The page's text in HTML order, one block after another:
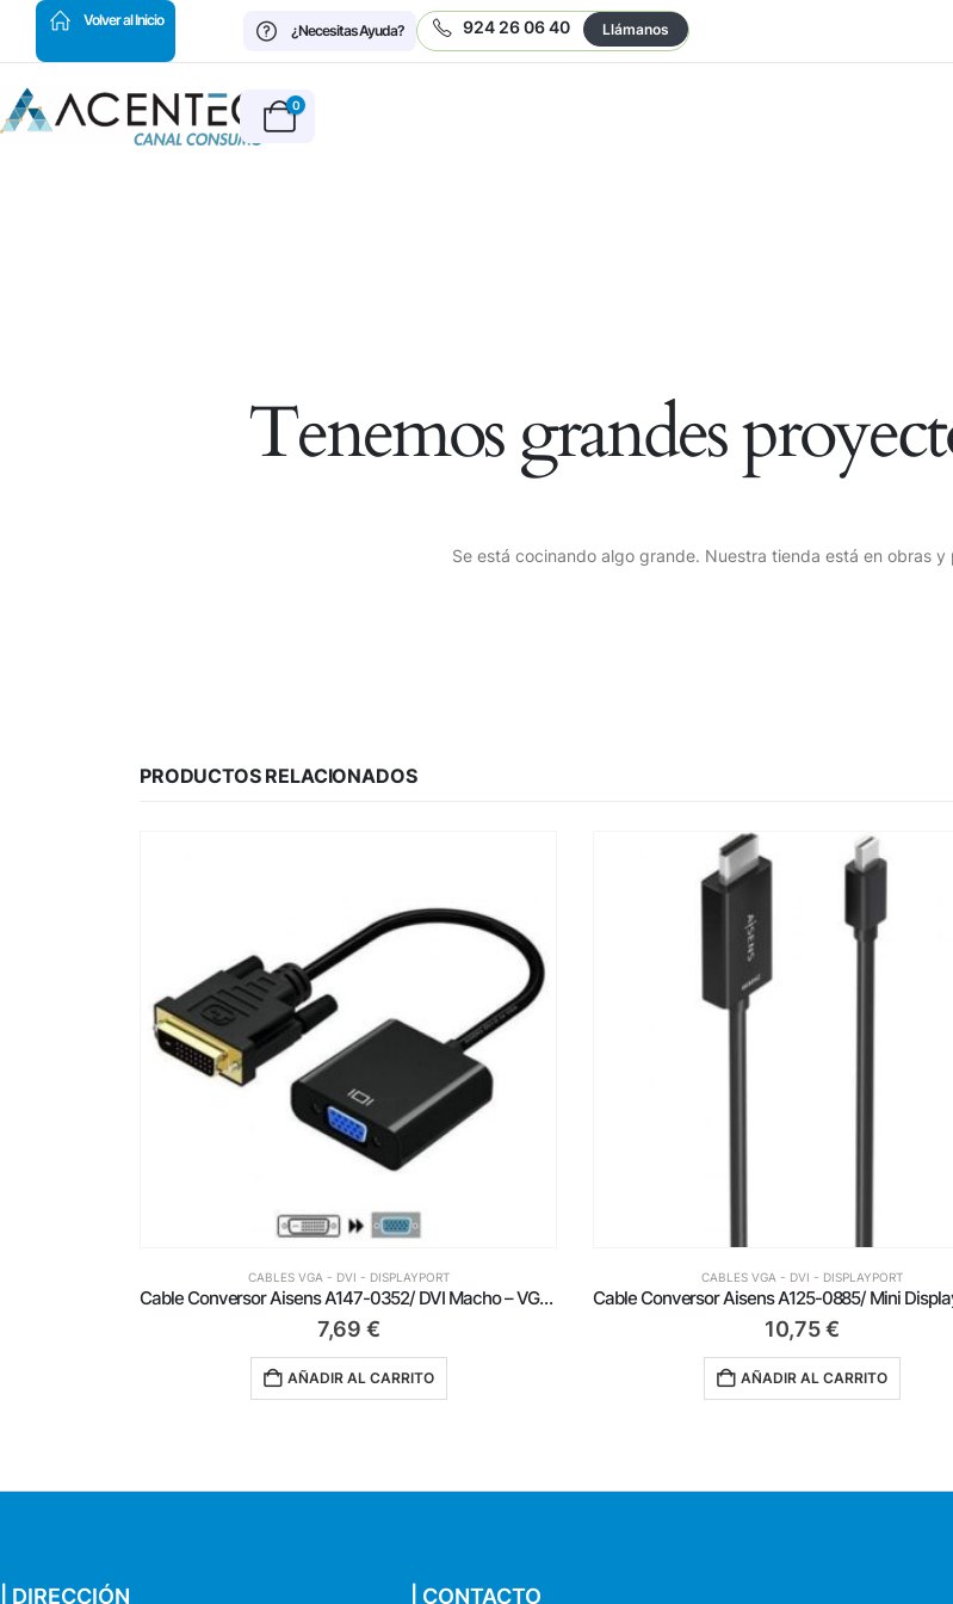
Volver al Inicio
¿Necesitas Ayuda?
924 26 06 40 Llámanos
0
Tenemos grandes
Se está cocinando algo grande. Nuestra tienda está en obras
PRODUCTOS RELACIONADOS
Cable Conversor Aisens A147-0352/ DVI Macho – VGA Hembra
CABLES VGA - DVI - DISPLAYPORT
Cable Conversor Aisens A125-0885/ Mini DisplayPort Macho – HDMI 4K Macho/ 60cm/ Negro
10,75
AÑADIR AL CARRITO
CABLES VGA - DVI - DISPLAYPORT
10,99
AÑADIR AL CARRITO
| DIRECCIÓN | CONTACTO